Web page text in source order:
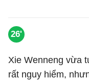
26'
Xie Wenneng vừa
rất nguy hiểm,